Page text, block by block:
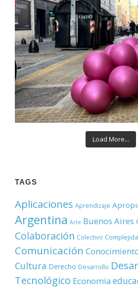
Load More...
TAGS
Aplicaciones Aprendizaje
Argentina Arte Buenos Aires
Colaboración Colectivo
Comunicación
Cultura Derecho Desarrollo
Tecnológico Economía